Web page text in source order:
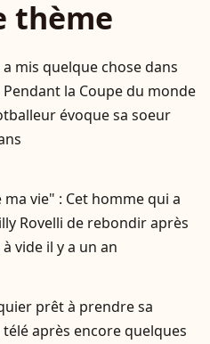
thème
mis quelque chose dans
la Coupe du monde
évoque sa soeur
ma vie" : Cet homme qui a
Rovelli de rebondir après
vide il y a un an
prêt à prendre sa
après encore quelques